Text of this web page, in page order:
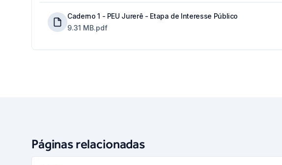
Caderno 1 - PEU Jurerê - Etapa de Interesse Público
9.31 MB.pdf
Páginas relacionadas